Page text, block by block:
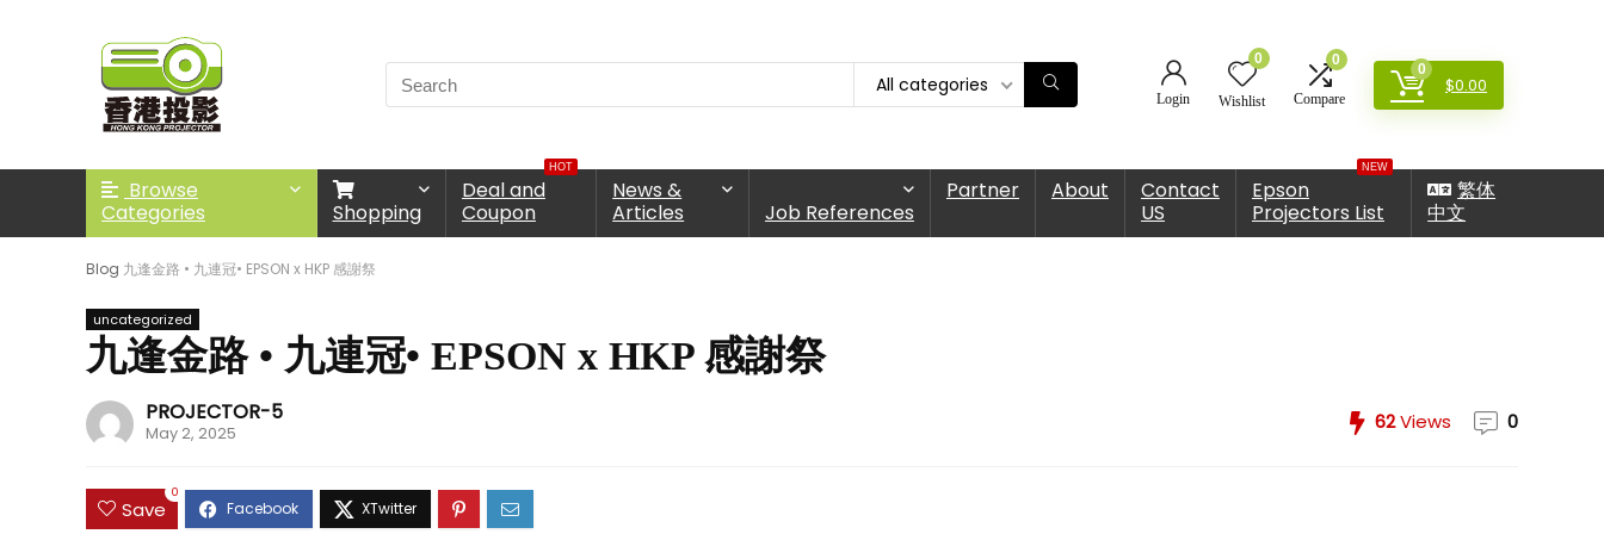
All categories
Login
0
Wishlist
0
Compare
0
$0.00
Browse
Categories
Shopping
Deal and
Coupon
HOT
News &
Articles
Job References
Partner About
Contact
US
NEW
Epson
Projectors List
繁体
中文
Blog 九逢金路 • 九連冠• EPSON x HKP 感謝祭
uncategorized
九逢金路 • 九連冠• EPSON x HKP 感謝祭
PROJECTOR-5
May 2, 2025 62Views 0
Save
0